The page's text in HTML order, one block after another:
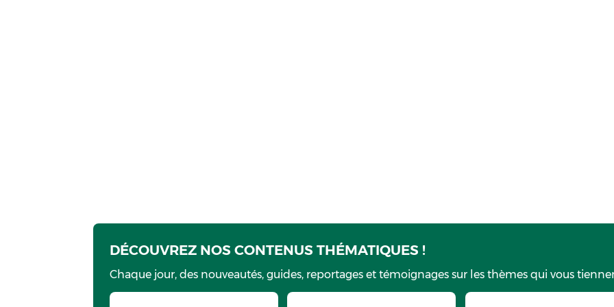
DÉCOUVREZ NOS CONTENUS THÉMATIQUES !
Chaque jour, des nouveautés, guides, reportages et témoignages sur les thèmes qui vous